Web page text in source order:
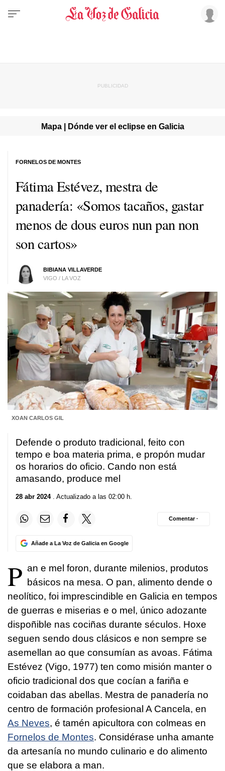
Mapa | Dónde ver el eclipse en Galicia
Fátima Estévez, mestra de
panadería: «Somos tacaños, gastar
menos de dous euros nun pan non
son cartos»
BIBIANA VILLAVERDE
VIGO / LA VOZ
FORNELOS DE MONTES
XOAN CARLOS GIL
Defende o produto tradicional, feito con
tempo e boa materia prima, e propón mudar
os horarios do oficio. Cando non está
amasando, produce mel
28 abr 2024. Actualizado a las 02:00 h.
Añade a La Voz de Galicia en Google
Comentar ·
P an e mel foron, durante milenios, produtos
básicos na mesa. O pan, alimento dende o
neolítico, foi imprescindible en Galicia en tempos
de guerras e miserias e o mel, único adozante
dispoñible nas cociñas durante séculos. Hoxe
seguen sendo dous clásicos e non sempre se
asemellan ao que consumían as avoas. Fátima
Estévez (Vigo, 1977) ten como misión manter o
oficio tradicional dos que cocían a fariña e
coidaban das abellas. Mestra de panadería no
centro de formación profesional A Cancela, en
As Neves, é tamén apicultora con colmeas en
Fornelos de Montes. Considérase unha amante
da artesanía no mundo culinario e do alimento
que se elabora a man.